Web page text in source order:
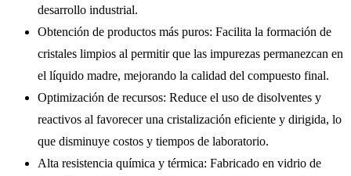
desarrollo industrial.
Obtención de productos más puros: Facilita la formación de
cristales limpios al permitir que las impurezas permanezcan en
el líquido madre, mejorando la calidad del compuesto final.
Optimización de recursos: Reduce el uso de disolventes y
reactivos al favorecer una cristalización eficiente y dirigida, lo
que disminuye costos y tiempos de laboratorio.
Alta resistencia química y térmica: Fabricado en vidrio de